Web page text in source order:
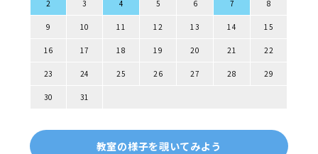
2 3 4 5 6 7 8
9 10 11 12 13 14 15
16 17 18 19 20 21 22
23 24 25 26 27 28 29
30 31
教室の様子を覗いてみよう